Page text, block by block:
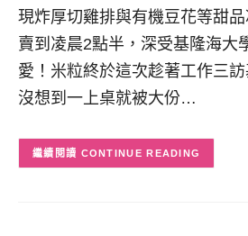
現炸厚切雞排與有機豆花等甜
賣到凌晨2點半，深受基隆海大
愛！米粒終於這次趁著工作三訪
沒想到一上桌就被大份…
CONTINUE READING